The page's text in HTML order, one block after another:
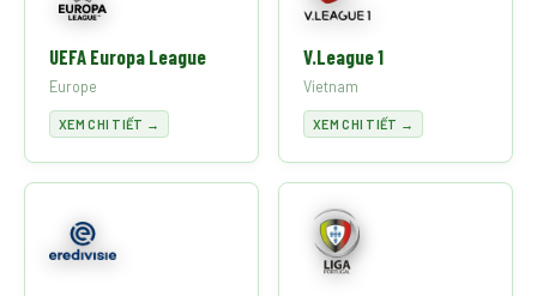
UEFA Europa League
Europe
XEM CHI TIẾT →
V.League 1
Vietnam
XEM CHI TIẾT →